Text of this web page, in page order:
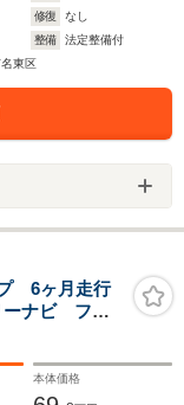
修復
なし
整備
法定整備付
東区
6ヶ月走行
ーナビ フル
ETC キー
プ ユーザ
本体価格